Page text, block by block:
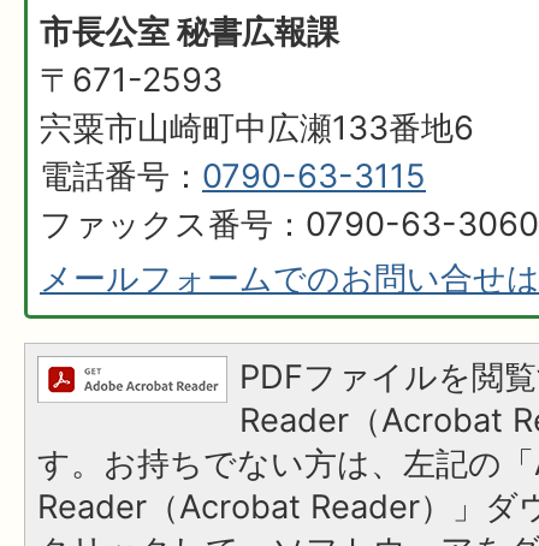
市長公室 秘書広報課
〒671-2593
宍粟市山崎町中広瀬133番地6
電話番号： 0790-63-3115
ファックス番号：0790-63-3060
メールフォームでのお問い合せ
PDFファイルを閲
Reader（Acrobat
す。お持ちでない方は、左記の
Reader（Acrobat Reader）」ダ